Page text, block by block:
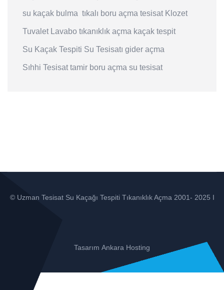
su kaçak bulma tıkalı boru açma tesisat Klozet
Tuvalet Lavabo tıkanıklık açma kaçak tespit
Su Kaçak Tespiti Su Tesisatı gider açma
Sıhhi Tesisat tamir boru açma su tesisat
© Uzman Tesisat Su Kaçağı Tespiti Tıkanıklık Açma 2001- 2025 I
Tasarım Ankara Hosting